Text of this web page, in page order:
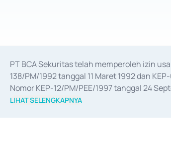
PT BCA Sekuritas telah memperoleh izin
138/PM/1992 tanggal 11 Maret 1992 dan
Nomor KEP-12/PM/PEE/1997 tanggal 24
merger, akuisisi, divestasi, dan
LIHAT SELENGKAPNYA